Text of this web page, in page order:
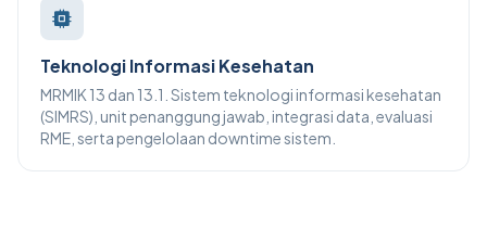
Teknologi Informasi Kesehatan
MRMIK 13 dan 13.1. Sistem teknologi informasi kesehatan
(SIMRS), unit penanggung jawab, integrasi data, evaluasi
RME, serta pengelolaan downtime sistem.